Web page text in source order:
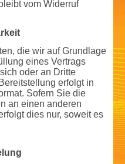
vom Widerruf
die wir auf Grundlage
eines Vertrags
oder an Dritte
erfolgt in
Sofern Sie die
an einen anderen
dies nur, soweit es